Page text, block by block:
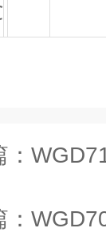
WGD71
WGD7025